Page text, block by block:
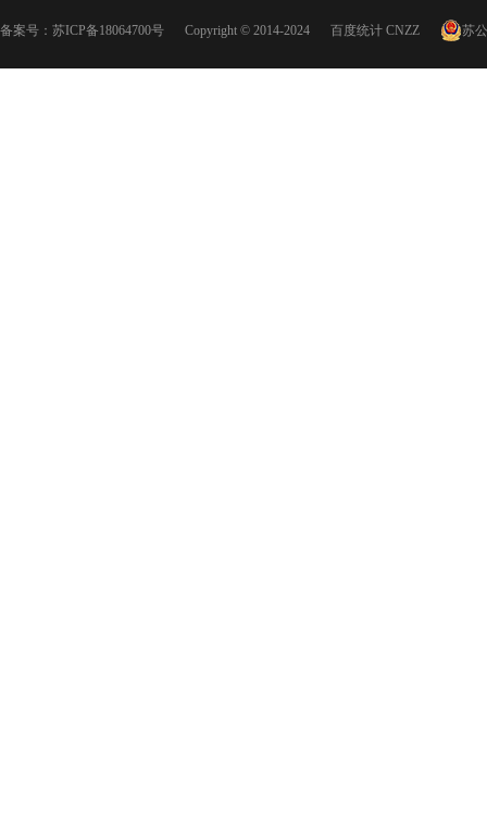
备案号： 苏ICP备18064700号 Copyright © 2014-2024 百度统计 CNZZ 苏